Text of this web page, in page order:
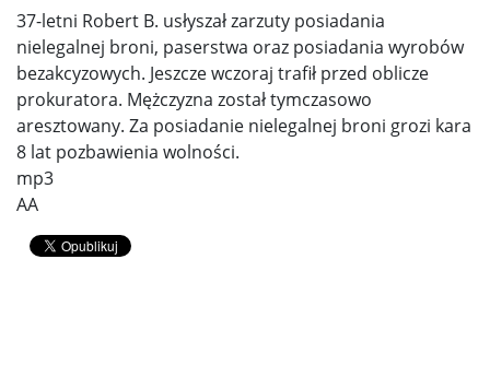
37-letni Robert B. usłyszał zarzuty posiadania
nielegalnej broni, paserstwa oraz posiadania wyrobów
bezakcyzowych. Jeszcze wczoraj trafił przed oblicze
prokuratora. Mężczyzna został tymczasowo
aresztowany. Za posiadanie nielegalnej broni grozi kara
8 lat pozbawienia wolności.
mp3
AA